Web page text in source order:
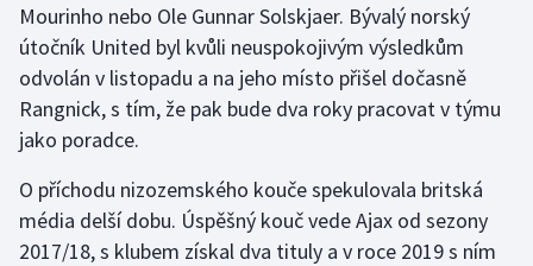
Rychlobruslení
Rychlostní kanoistika
Short track
Sportovní střelba
Stolní tenis
Mourinho nebo Ole Gunnar Solskjaer. Bývalý norský
útočník United byl kvůli neuspokojivým výsledkům
odvolán v listopadu a na jeho místo přišel dočasně
Rangnick, s tím, že pak bude dva roky pracovat v týmu
jako poradce.
O příchodu nizozemského kouče spekulovala britská
média delší dobu. Úspěšný kouč vede Ajax od sezony
2017/18, s klubem získal dva tituly a v roce 2019 s ním